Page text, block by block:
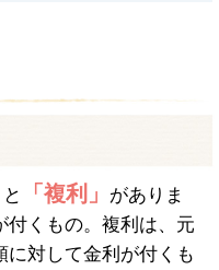
と 「複利」 がありま
付くもの。複利は、元
対して金利が付くも